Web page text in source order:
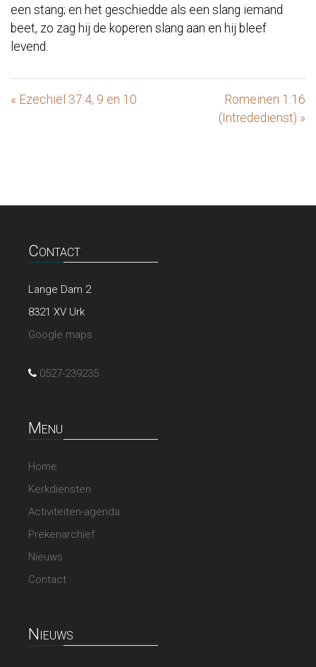
een stang; en het geschiedde als een slang iemand
beet, zo zag hij de koperen slang aan en hij bleef
levend.
« Ezechiël 37:4, 9 en 10
Romeinen 1:16
(Intrededienst) »
Contact
Lange Dam 2
8321 XV Urk
Google maps
0527-239235
Menu
Home
Kerkdiensten
Activiteiten-agenda
Prekenarchief
Nieuws
Contact
Nieuws